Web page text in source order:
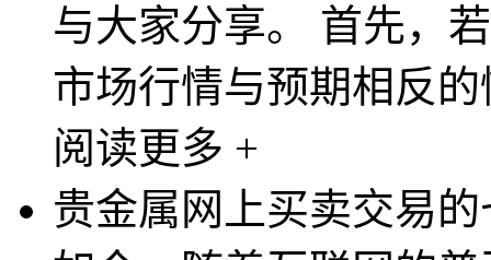
与大家分享。 首先，
市场行情与预期相反
阅读更多 +
贵金属网上买卖交易